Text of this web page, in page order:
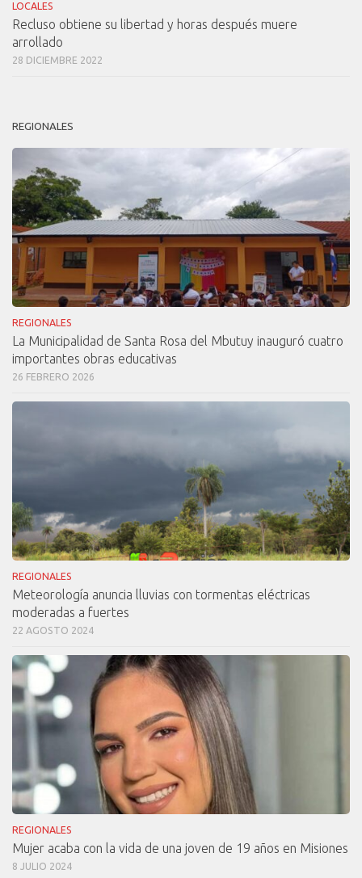
LOCALES
Recluso obtiene su libertad y horas después muere
arrollado
28 DICIEMBRE 2022
REGIONALES
REGIONALES
La Municipalidad de Santa Rosa del Mbutuy inauguró cuatro
importantes obras educativas
26 FEBRERO 2026
REGIONALES
Meteorología anuncia lluvias con tormentas eléctricas
moderadas a fuertes
22 AGOSTO 2024
REGIONALES
Mujer acaba con la vida de una joven de 19 años en Misiones
8 JULIO 2024